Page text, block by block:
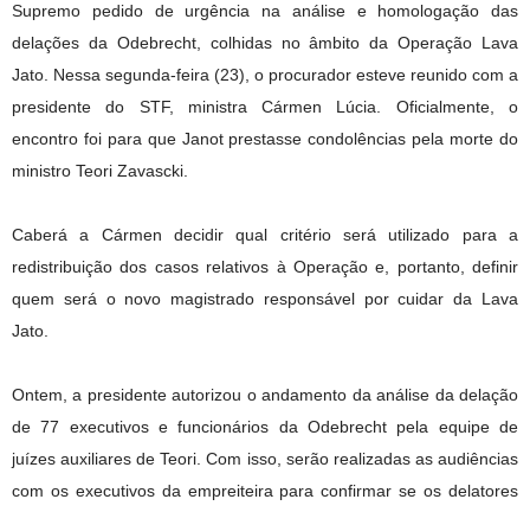
Supremo pedido de urgência na análise e homologação das
delações da Odebrecht, colhidas no âmbito da Operação Lava
Jato. Nessa segunda-feira (23), o procurador esteve reunido com a
presidente do STF, ministra Cármen Lúcia. Oficialmente, o
encontro foi para que Janot prestasse condolências pela morte do
ministro Teori Zavascki.
Caberá a Cármen decidir qual critério será utilizado para a
redistribuição dos casos relativos à Operação e, portanto, definir
quem será o novo magistrado responsável por cuidar da Lava
Jato.
Ontem, a presidente autorizou o andamento da análise da delação
de 77 executivos e funcionários da Odebrecht pela equipe de
juízes auxiliares de Teori. Com isso, serão realizadas as audiências
com os executivos da empreiteira para confirmar se os delatores